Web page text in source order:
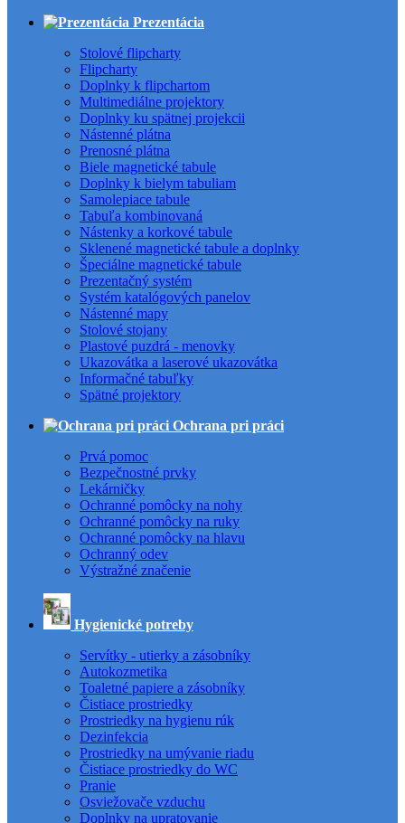
Prezentácia
Stolové flipcharty
Flipcharty
Doplnky k flipchartom
Multimediálne projektory
Doplnky ku spätnej projekcii
Nástenné plátna
Prenosné plátna
Biele magnetické tabule
Doplnky k bielym tabuliam
Samolepiace tabule
Tabuľa kombinovaná
Nástenky a korkové tabule
Sklenené magnetické tabule a doplnky
Špeciálne magnetické tabule
Prezentačný systém
Systém katalógových panelov
Nástenné mapy
Stolové stojany
Plastové puzdrá - menovky
Ukazovátka a laserové ukazovátka
Informačné tabuľky
Spätné projektory
Ochrana pri práci
Prvá pomoc
Bezpečnostné prvky
Lekárničky
Ochranné pomôcky na nohy
Ochranné pomôcky na ruky
Ochranné pomôcky na hlavu
Ochranný odev
Výstražné značenie
Hygienické potreby
Servítky - utierky a zásobníky
Autokozmetika
Toaletné papiere a zásobníky
Čistiace prostriedky
Prostriedky na hygienu rúk
Dezinfekcia
Prostriedky na umývanie riadu
Čistiace prostriedky do WC
Pranie
Osviežovače vzduchu
Doplnky na upratovanie